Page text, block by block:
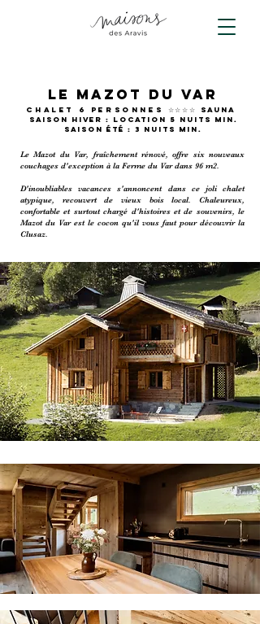
LE MAZOT DU VAR
Chalet 6 PERSONNES ☆☆☆☆
SAUNA
SAISON HIVER : LOCATION 5 NUITS MIN.
SAISON ÉTÉ : 3 NUITS MIN.
Le Mazot du Var, fraîchement rénové, offre six nouveaux
couchages d'exception à la Ferme du Var dans 96 m2.
D'inoubliables vacances s'annoncent dans ce joli chalet
atypique, recouvert de vieux bois local. Chaleureux,
confortable et surtout chargé d'histoires et de souvenirs, le
Mazot du Var est le cocon qu'il vous faut pour découvrir la
Clusaz.